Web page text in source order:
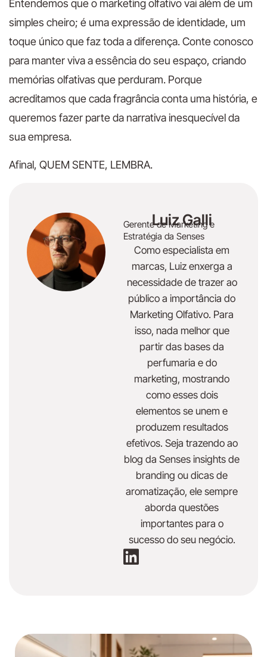
Entendemos que o marketing olfativo vai além de um
simples cheiro; é uma expressão de identidade, um
toque único que faz toda a diferença. Conte conosco
para manter viva a essência do seu espaço, criando
memórias olfativas que perduram. Porque
acreditamos que cada fragrância conta uma história, e
queremos fazer parte da narrativa inesquecível da
sua empresa.
Afinal, QUEM SENTE, LEMBRA.
Luiz Galli
Gerente de Marketing e
Estratégia da Senses
Como especialista em
marcas, Luiz enxerga a
necessidade de trazer ao
público a importância do
Marketing Olfativo. Para
isso, nada melhor que
partir das bases da
perfumaria e do
marketing, mostrando
como esses dois
elementos se unem e
produzem resultados
efetivos. Seja trazendo ao
blog da Senses insights de
branding ou dicas de
aromatização, ele sempre
aborda questões
importantes para o
sucesso do seu negócio.